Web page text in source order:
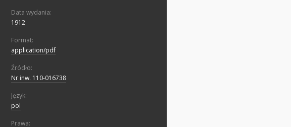
Data wydania:
1912
Format:
application/pdf
Źródło:
Nr inw. 110-016738
Język:
pol
Prawa: